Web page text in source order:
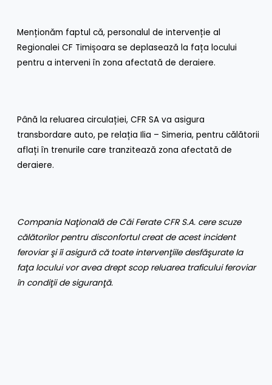
Menționăm faptul că, personalul de intervenție al
Regionalei CF Timișoara se deplasează la fața locului
pentru a interveni în zona afectată de deraiere.
Până la reluarea circulației, CFR SA va asigura
transbordare auto, pe relația Ilia – Simeria, pentru călătorii
aflați în trenurile care tranzitează zona afectată de
deraiere.
Compania Naţională de Căi Ferate CFR S.A. cere scuze
călătorilor pentru disconfortul creat de acest incident
feroviar şi îi asigură că toate intervenţiile desfăşurate la
faţa locului vor avea drept scop reluarea traficului feroviar
în condiţii de siguranţă.